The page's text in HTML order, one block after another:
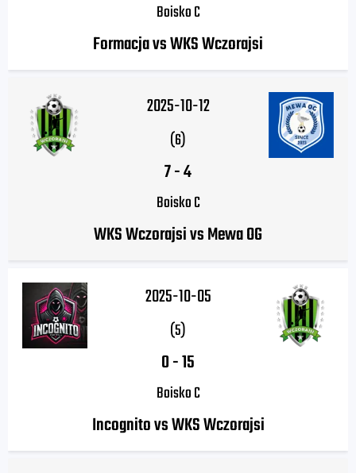
Boisko C
Formacja vs WKS Wczorajsi
2025-10-12
(6)
7-4
Boisko C
WKS Wczorajsi vs Mewa OG
2025-10-05
(5)
0-15
Boisko C
Incognito vs WKS Wczorajsi